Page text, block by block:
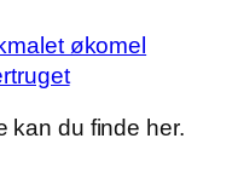
økomel
kan du finde her.